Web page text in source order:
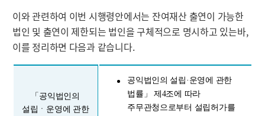
이와 관련하여 이번 시행령안에서는 잔여재산 출연이 가능한
법인 및 출연이 제한되는 법인을 구체적으로 명시하고 있는바,
이를 정리하면 다음과 같습니다.
「공익법인의
설립ㆍ운영에 관한
공익법인의 설립·운영에 관한
법률」 제4조에 따라
주무관청으로부터 설립허가를